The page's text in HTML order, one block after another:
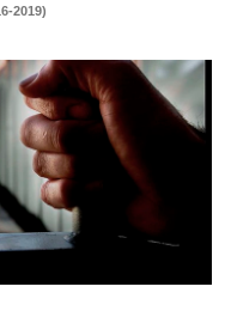
2019)